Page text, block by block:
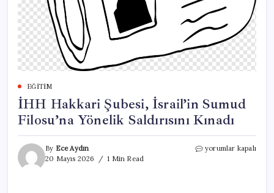
EĞITIM
İHH Hakkari Şubesi, İsrail’in Sumud
Filosu’na Yönelik Saldırısını Kınadı
By Ece Aydın
20 Mayıs 2026
1 Min Read
İHH
yorumlar kapalı